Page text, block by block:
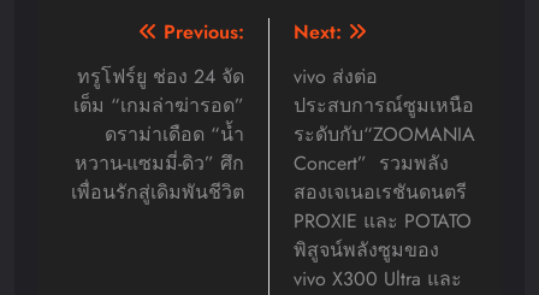
navigation
Previous:
ทรูโฟร์ยู ช่อง 24 จัด
เต็ม “เกมล่าฆ่ารอด”
ดราม่าเดือด “น้ำ
หวาน-แซมมี่-ดิว” ศึก
เพื่อนรักสู่เดิมพันชีวิต
Next:
vivo ส่งต่อ
ประสบการณ์ซูมเหนือ
ระดับกับ“ZOOMANIA
Concert” รวมพลัง
สองเจเนอเรชันดนตรี
PROXIE และ POTATO
พิสูจน์พลังซูมของ
vivo X300 Ultra และ